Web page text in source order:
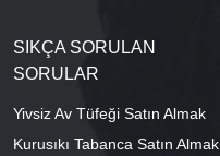
SIKÇA SORULAN
SORULAR
Yivsiz Av Tüfeği Satın Almak
Kurusıkı Tabanca Satın Almak